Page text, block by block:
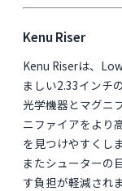
Kenu Riser
Kenu Riserは、
ましい2.33インチ
光学機器とマグニ
ニファイアをより
を見つけやすくしま
またシューターの
す負担が軽減されま